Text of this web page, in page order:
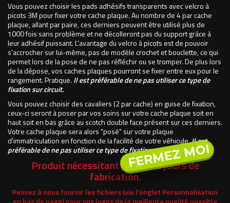
Vous pouvez choisir les pads adhésifs transparents avec velcro à
picots 3M pour fixer votre cache plaque. Au nombre de 4 par cache
plaque, allant par paire, ces derniers peuvent être utilisé plus de
1000 fois sans problème et ne décolleront pas du support grâce à
leur adhésif puissant. L'avantage du velcro à picots est de pouvoir
s'accrocher sur lui-même, pas de modèle crochet et bouclette, ce qui
permet lors de la pose de ne pas réfléchir ou se tromper. De plus lors
de la dépose, vos caches plaques pourront se fixer entre eux pour le
rangement. Pratique. Il est préférable de ne pas utiliser ce type de
fixation sur circuit.
Vous pouvez choisir des cavaliers (2 par cache) en guise de fixation,
ceux-ci seront à poser par vos soins sur votre cache plaque soit en
haut soit en bas grâce au scotch double face présent sur ces derniers.
Votre cache plaque sera alors "posé" sur votre plaque
d'immatriculation en fonction de la facilité de votre véhicule.Il est
préférable de ne pas utiliser ce type de fixation sur circuit.
Produit nécessitant plusieurs jours de
fabrication.
Pensez à nous fournir les fichiers (via l'onglet Personnalisation
FERMEZ MOI